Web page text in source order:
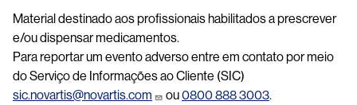
Material destinado aos profissionais habilitados a prescrever
e/ou dispensar medicamentos.
Para reportar um evento adverso entre em contato por meio
do Serviço de Informações ao Cliente (SIC)
sic.novartis@novartis.com
ou0800 888 3003.